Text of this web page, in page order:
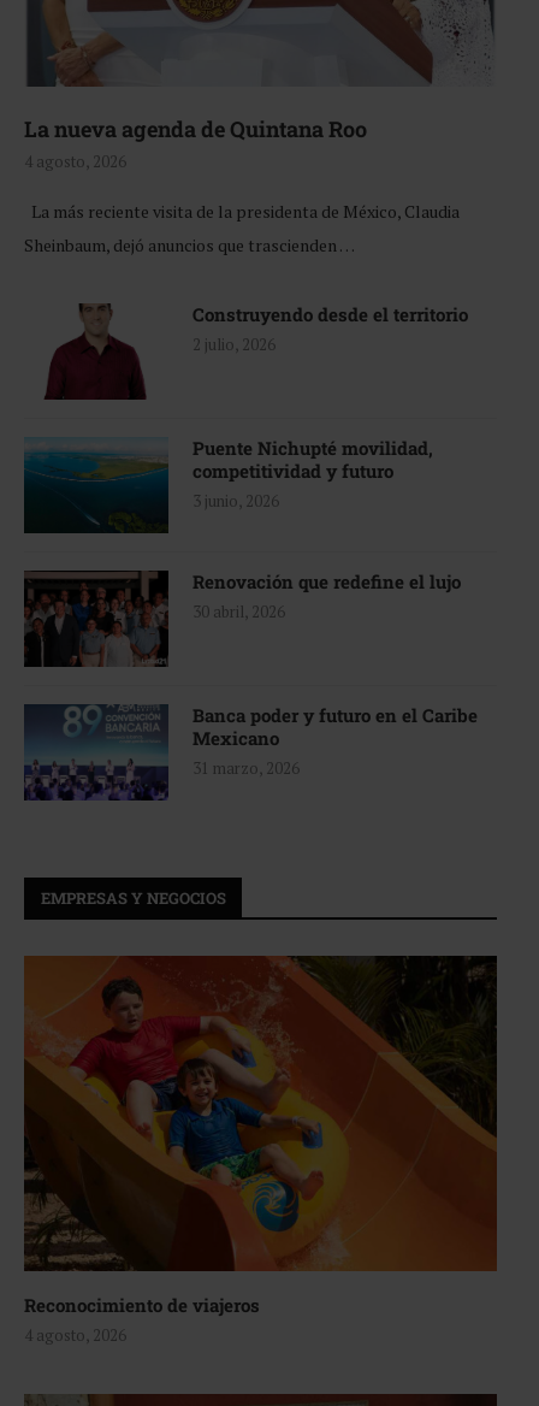
La nueva agenda de Quintana Roo
4 agosto, 2026
La más reciente visita de la presidenta de México, Claudia
Sheinbaum, dejó anuncios que trascienden …
Construyendo desde el territorio
2 julio, 2026
Puente Nichupté movilidad,
competitividad y futuro
3 junio, 2026
Renovación que redefine el lujo
30 abril, 2026
Banca poder y futuro en el Caribe
Mexicano
31 marzo, 2026
EMPRESAS Y NEGOCIOS
Reconocimiento de viajeros
4 agosto, 2026